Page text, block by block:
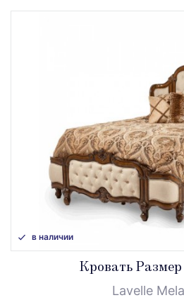
в наличии
Кровать
Lavelle